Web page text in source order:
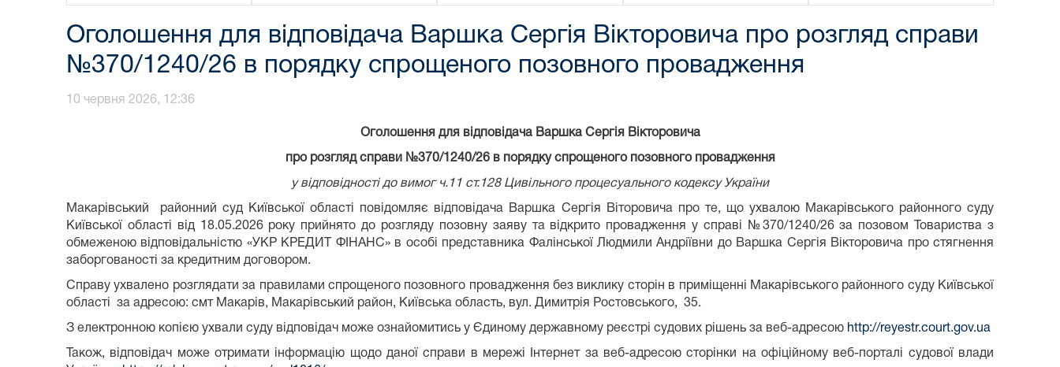
Оголошення для відповідача Варшка Сергія Вікторовича про розгляд справи
№370/1240/26 в порядку спрощеного позовного провадження
10 червня 2026, 12:36
Оголошення для відповідача Варшка Сергія Вікторовича
про розгляд справи №370/1240/26 в порядку спрощеного позовного провадження
у відповідності до вимог ч.11 ст.128 Цивільного процесуального кодексу України
Макарівський районний суд Київської області повідомляє відповідача Варшка Сергія Віторовича про те, що ухвалою Макарівського районного суду
Київської області від 18.05.2026 року прийнято до розгляду позовну заяву та відкрито провадження у справі №370/1240/26 за позовом Товариства з
обмеженою відповідальністю «УКР КРЕДИТ ФІНАНС» в особі представника Фалінської Людмили Андріївни до Варшка Сергія Вікторовича про стягнення
заборгованості за кредитним договором.
Справу ухвалено розглядати за правилами спрощеного позовного провадження без виклику сторін в приміщенні Макарівського районного суду Київської
області за адресою: смт Макарів, Макарівський район, Київська область, вул. Димитрія Ростовського, 35.
З електронною копією ухвали суду відповідач може ознайомитись у Єдиному державному реєстрі судових рішень за веб-адресою http://reyestr.court.gov.ua
Також, відповідач може отримати інформацію щодо даної справи в мережі Інтернет за веб-адресою сторінки на офіційному веб-порталі судової влади